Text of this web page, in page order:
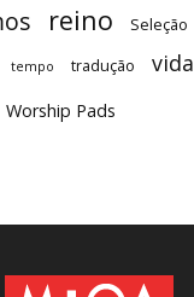
reino Seleção
tempo tradução vida
Worship Pads